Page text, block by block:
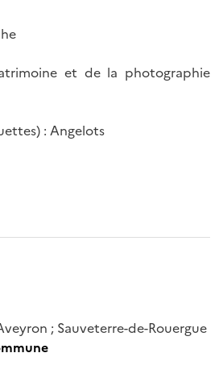
et de la photographie
: Angelots
; Sauveterre-de-Rouergue